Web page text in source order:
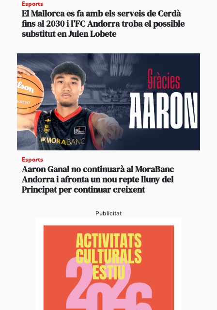
Esports
El Mallorca es fa amb els serveis de Cerdà
fins al 2030 i l’FC Andorra troba el possible
substitut en Julen Lobete
Esports
Aaron Ganal no continuarà al MoraBanc
Andorra i afronta un nou repte lluny del
Principat per continuar creixent
Publicitat